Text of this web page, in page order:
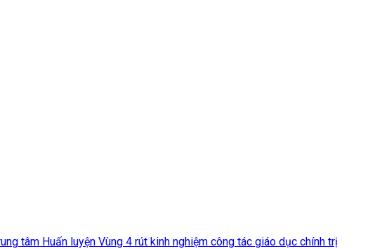
tâm Huấn luyện Vùng 4 rút kinh nghiệm công tác giáo dục chính trị